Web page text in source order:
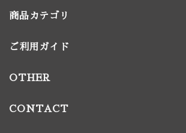
商品カテゴリ
照明器具
ペンダントライト｜多灯
ご利用ガイド
OTHER
CONTACT